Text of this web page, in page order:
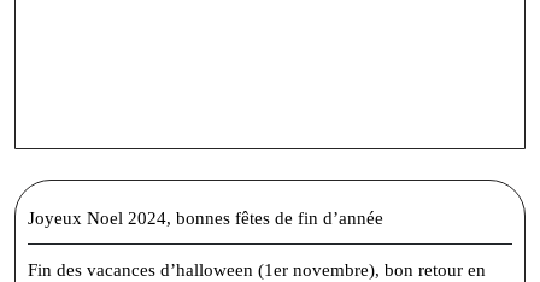
Joyeux Noel 2024, bonnes fêtes de fin d’année
Fin des vacances d’halloween (1er novembre), bon retour en